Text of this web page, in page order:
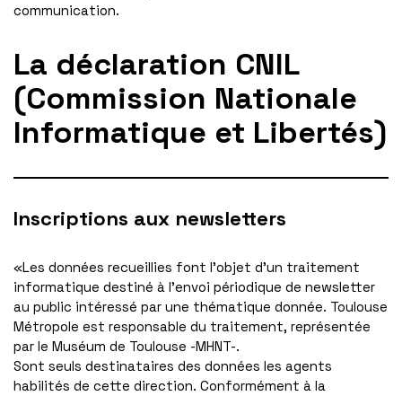
communication.
La déclaration CNIL
(Commission Nationale
Informatique et Libertés)
Inscriptions aux newsletters
«Les données recueillies font l’objet d’un traitement
informatique destiné à l’envoi périodique de newsletter
au public intéressé par une thématique donnée. Toulouse
Métropole est responsable du traitement, représentée
par le Muséum de Toulouse -MHNT-.
Sont seuls destinataires des données les agents
habilités de cette direction. Conformément à la